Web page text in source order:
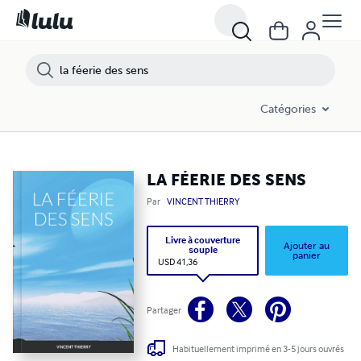
Catégories
LA FÉERIE DES SENS
Par VINCENT THIERRY
Livre à couverture
souple
USD 41,36
Ajouter au
panier
Partager
Habituellement imprimé en 3-5 jours ouvrés